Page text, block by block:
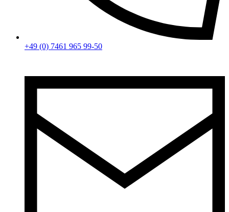
+49 (0) 7461 965 99-50